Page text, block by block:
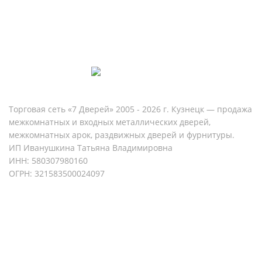
Торговая сеть «7 Дверей» 2005 - 2026 г. Кузнецк — продажа
межкомнатных и входных металлических дверей,
межкомнатных арок, раздвижных дверей и фурнитуры.
ИП Иванушкина Татьяна Владимировна
ИНН: 580307980160
ОГРН: 321583500024097